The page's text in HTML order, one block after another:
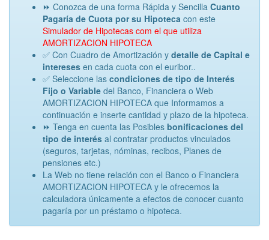
⏩ Conozca de una forma Rápida y Sencilla Cuanto
Pagaría de Cuota por su Hipoteca con este
Simulador de Hipotecas com el que utiliza
AMORTIZACION HIPOTECA
✅ Con Cuadro de Amortización y detalle de Capital e
intereses en cada cuota con el euribor..
✅ Seleccione las condiciones de tipo de Interés
Fijo o Variable del Banco, Financiera o Web
AMORTIZACION HIPOTECA que Informamos a
continuación e inserte cantidad y plazo de la hipoteca.
⏩ Tenga en cuenta las Posibles bonificaciones del
tipo de interés al contratar productos vinculados
(seguros, tarjetas, nóminas, recibos, Planes de
pensiones etc.)
La Web no tiene relación con el Banco o Financiera
AMORTIZACION HIPOTECA y le ofrecemos la
calculadora únicamente a efectos de conocer cuanto
pagaría por un préstamo o hipoteca.